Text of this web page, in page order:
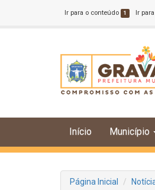
Ir para o conteúdo 1 Ir
Início Município
Página Inicial